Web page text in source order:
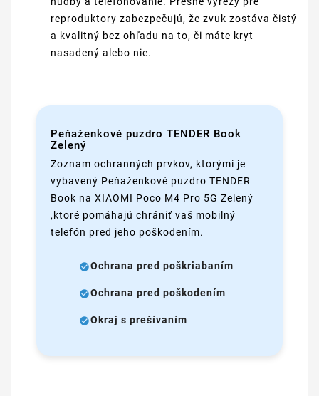
reproduktory zabezpečujú, že zvuk zostáva čistý
a kvalitný bez ohľadu na to, či máte kryt
nasadený alebo nie.
Peňaženkové puzdro TENDER Book
Zelený
Zoznam ochranných prvkov, ktorými je
vybavený Peňaženkové puzdro TENDER
Book na XIAOMI Poco M4 Pro 5G Zelený
,ktoré pomáhajú chrániť vaš mobilný
telefón pred jeho poškodením.
Ochrana pred poškriabaním
Ochrana pred poškodením
Okraj s prešívaním